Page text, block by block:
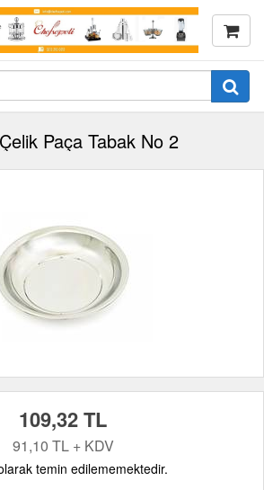
Paça Tabak No 2
109,32 TL
91,10 TL + KDV
temin edilememektedir.